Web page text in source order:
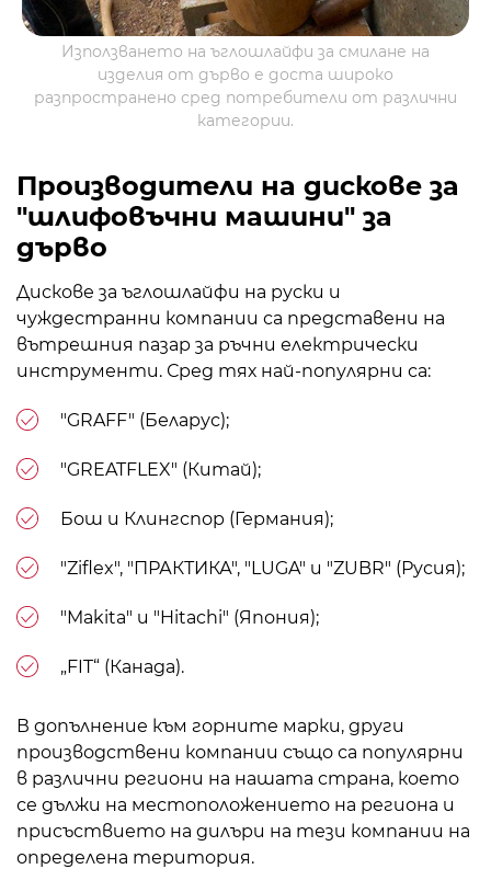
Използването на ъглошлайфи за смилане на
изделия от дърво е доста широко
разпространено сред потребители от различни
категории.
Производители на дискове за
"шлифовъчни машини" за
дърво
Дискове за ъглошлайфи на руски и
чуждестранни компании са представени на
вътрешния пазар за ръчни електрически
инструменти. Сред тях най-популярни са:
"GRAFF" (Беларус);
"GREATFLEX" (Китай);
Бош и Клингспор (Германия);
"Ziflex", "ПРАКТИКА", "LUGA" и "ZUBR" (Русия);
"Makita" и "Hitachi" (Япония);
„FIT“ (Канада).
В допълнение към горните марки, други
производствени компании също са популярни
в различни региони на нашата страна, което
се дължи на местоположението на региона и
присъствието на дилъри на тези компании на
определена територия.